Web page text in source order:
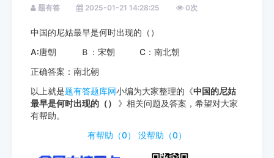
题有答 2025-01-21 14:28:25 0次
中国的尼姑最早是何时出现的（）
A:唐朝 Ｂ：宋朝 C：南北朝
正确答案：南北朝
以上就是题有答题库网小编为大家整理的《中国的尼姑
最早是何时出现的（） 》相关问题及答案，希望对大家
有帮助。
有帮助（0） 没帮助（0）